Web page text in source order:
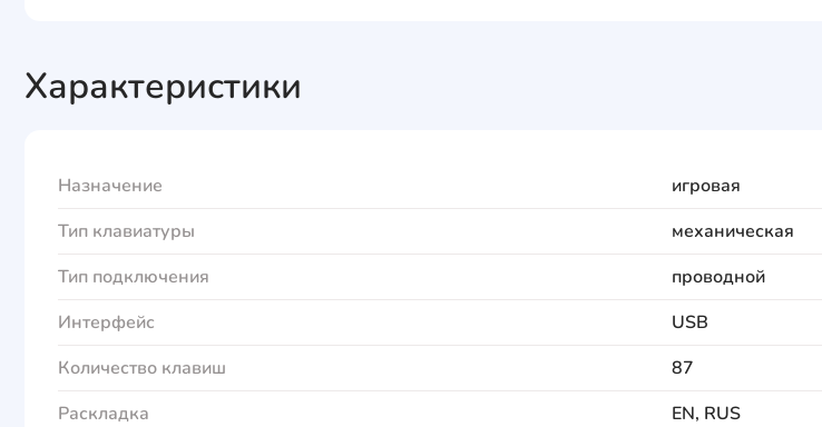
Характеристики
Назначение
игровая
Тип клавиатуры
механическая
Тип подключения
проводной
Интерфейс
USB
Количество клавиш
87
Раскладка
EN, RUS